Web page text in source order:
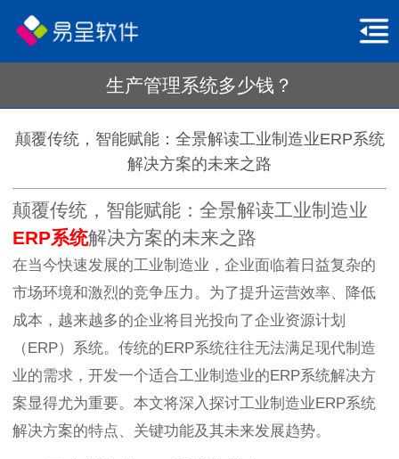
生产管理系统多少钱？
颠覆传统，智能赋能：全景解读工业制造业ERP系统
解决方案的未来之路
颠覆传统，智能赋能：全景解读工业制造业
ERP系统解决方案的未来之路
在当今快速发展的工业制造业，企业面临着日益复杂的
市场环境和激烈的竞争压力。为了提升运营效率、降低
成本，越来越多的企业将目光投向了企业资源计划
（ERP）系统。传统的ERP系统往往无法满足现代制造
业的需求，开发一个适合工业制造业的ERP系统解决方
案显得尤为重要。本文将深入探讨工业制造业ERP系统
解决方案的特点、关键功能及其未来发展趋势。